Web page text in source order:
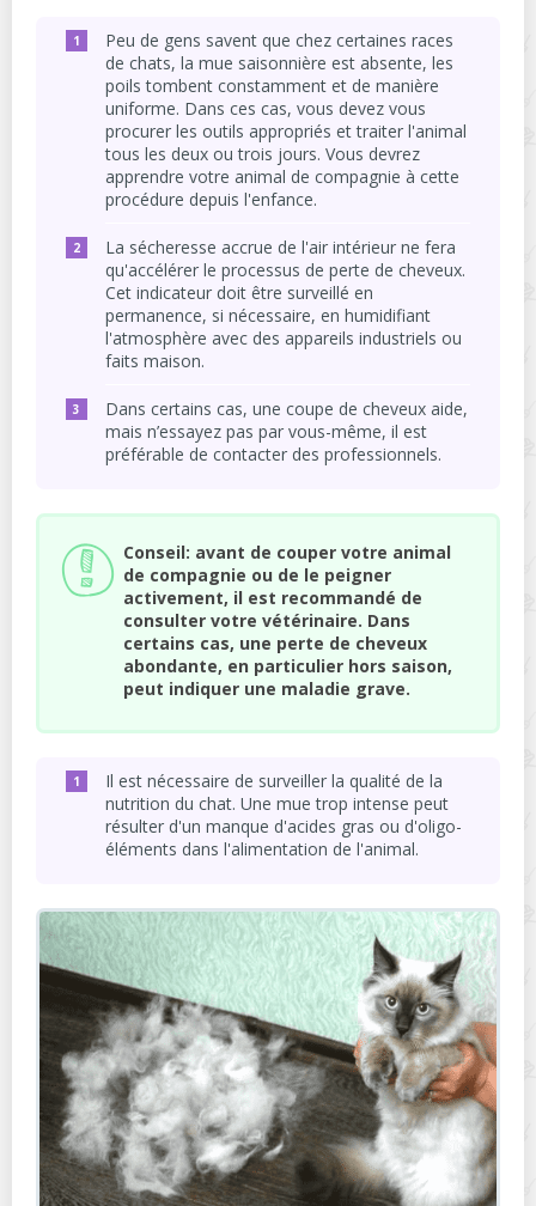
Peu de gens savent que chez certaines races
de chats, la mue saisonnière est absente, les
poils tombent constamment et de manière
uniforme. Dans ces cas, vous devez vous
procurer les outils appropriés et traiter l'animal
tous les deux ou trois jours. Vous devrez
apprendre votre animal de compagnie à cette
procédure depuis l'enfance.
La sécheresse accrue de l'air intérieur ne fera
qu'accélérer le processus de perte de cheveux.
Cet indicateur doit être surveillé en
permanence, si nécessaire, en humidifiant
l'atmosphère avec des appareils industriels ou
faits maison.
Dans certains cas, une coupe de cheveux aide,
mais n’essayez pas par vous-même, il est
préférable de contacter des professionnels.
Conseil: avant de couper votre animal
de compagnie ou de le peigner
activement, il est recommandé de
consulter votre vétérinaire. Dans
certains cas, une perte de cheveux
abondante, en particulier hors saison,
peut indiquer une maladie grave.
Il est nécessaire de surveiller la qualité de la
nutrition du chat. Une mue trop intense peut
résulter d'un manque d'acides gras ou d'oligo-
éléments dans l'alimentation de l'animal.